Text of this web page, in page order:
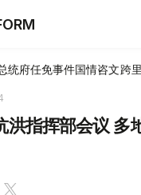
统府任免事件国情咨文跨
洪指挥部会议 多